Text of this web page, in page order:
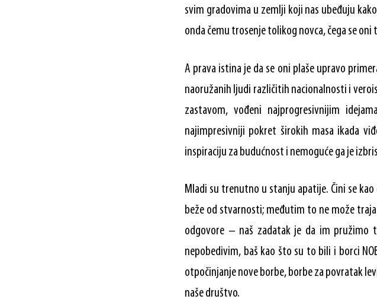
svim gradovima u zemlji koji nas ubeđuju
onda čemu trosenje tolikog novca, čega se oni
A prava istina je da se oni plaše upravo
naoružanih ljudi različitih nacionalnosti i
zastavom, vođeni najprogresivnijim
najimpresivniji pokret širokih masa ikada
inspiraciju za budućnost i nemoguće ga je
Mladi su trenutno u stanju apatije. Čini se
beže od stvarnosti; međutim to ne može
odgovore – naš zadatak je da im pružimo
nepobedivim, baš kao što su to bili i borci
otpočinjanje nove borbe, borbe za povratak
naše društvo.